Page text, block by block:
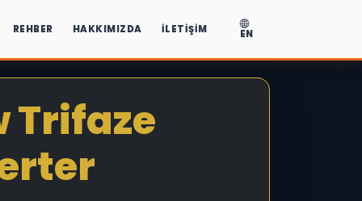
REHBER HAKKIMIZDA İLETIŞIM EN
Trifaze